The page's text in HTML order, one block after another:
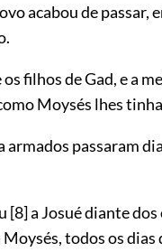
acabou de passar,
os filhos de Gad, e a
Moysés lhes
passaram
[8]a Josué diante
todos os dias